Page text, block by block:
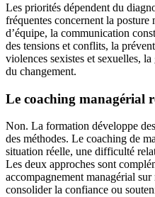
Les priorités dépendent du
fréquentes concernent la posture
d’équipe, la communication
des tensions et conflits, la
violences sexistes et sexuelles,
du changement.
Le coaching managérial
Non. La formation développe
des méthodes. Le coaching de
situation réelle, une difficulté
Les deux approches sont
accompagnement managérial
consolider la confiance ou